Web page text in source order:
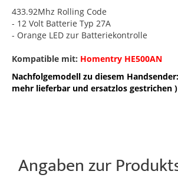
433.92Mhz Rolling Code
- 12 Volt Batterie Typ 27A
- Orange LED zur Batteriekontrolle
Kompatible mit: Homentry HE500AN
Nachfolgemodell zu diesem
mehr lieferbar und ersatzlos gestrichen )
Angaben zur